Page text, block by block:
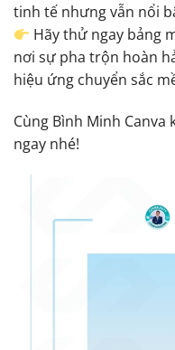
tinh tế nhưng vẫn nổi
Hãy thử ngay bảng
nơi sự pha trộn hoàn
hiệu ứng chuyển sắc
Cùng Bình Minh
ngay nhé!